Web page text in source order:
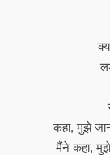
कहा, मुझे
मैंने कहा,